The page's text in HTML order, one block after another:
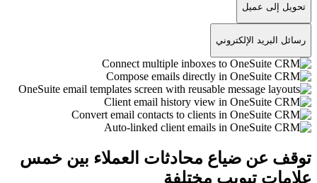
تحويل إلى عميل
رسائل البريد الإلكتروني
توقف عن ضياع محادثات العملاء بين خمس
علامات تبويب مختلفة